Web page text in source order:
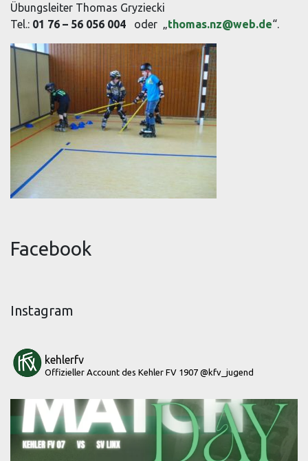
Übungsleiter Thomas Gryziecki
Tel.: 01 76 – 56 056 004 oder „thomas.nz@web.de“.
Facebook
Instagram
kehlerfv
Offizieller Account des Kehler FV 1907 @kfv_jugend